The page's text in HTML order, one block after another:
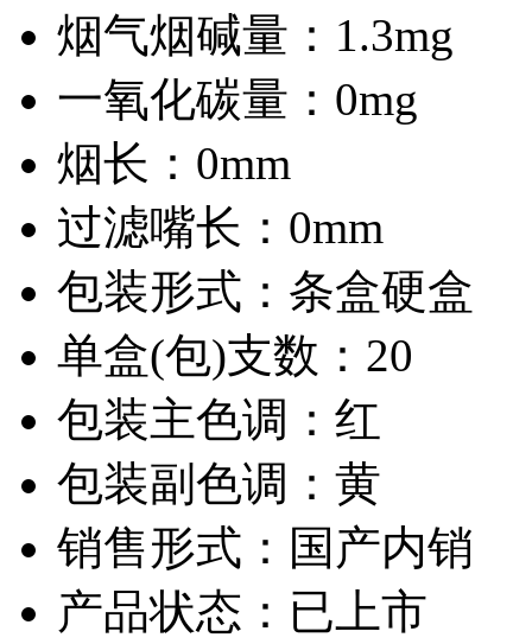
烟气烟碱量： 1.3mg
一氧化碳量： 0mg
烟长： 0mm
过滤嘴长： 0mm
包装形式： 条盒硬盒
单盒(包)支数： 20
包装主色调： 红
包装副色调： 黄
销售形式： 国产内销
产品状态： 已上市